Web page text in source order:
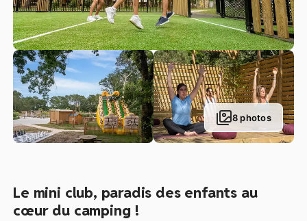
8 photos
Le mini club, paradis des enfants au
cœur du camping !